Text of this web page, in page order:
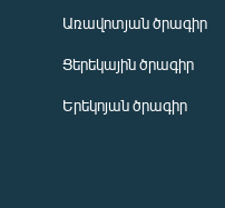
Առավոտյան ծրագիր
Ցերեկային ծրագիր
Երեկոյան ծրագիր